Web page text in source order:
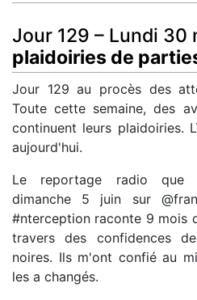
Jour 129 – Lundi 30
plaidoiries de
Jour 129 au procès des
Toute cette semaine, des
continuent leurs plaidoiries.
aujourd'hui.
Le reportage radio que
dimanche 5 juin sur
#nterception raconte 9 mois
travers des confidences
noires. Ils m'ont confié au
les a changés.